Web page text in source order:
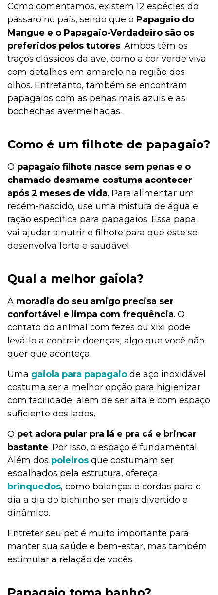
Comportamento
Coelho
Casa & Piscina
Cachorro
Bulário
Aquarismo
Aquários e Manutenção
Alimentação
Alimentação
Adoção
Adestramento e Bem-estar
Ações Sociais
Como comentamos, existem 12 espécies do
pássaro no país, sendo que o Papagaio do
Mangue e o Papagaio-Verdadeiro são os
preferidos pelos tutores. Ambos têm os
traços clássicos da ave, como a cor verde viva
com detalhes em amarelo na região dos
olhos. Entretanto, também se encontram
papagaios com as penas mais azuis e as
bochechas avermelhadas.
Como é um filhote de papagaio?
O papagaio filhote nasce sem penas e o
chamado desmame costuma acontecer
após 2 meses de vida. Para alimentar um
recém-nascido, use uma mistura de água e
ração específica para papagaios. Essa papa
vai ajudar a nutrir o filhote para que este se
desenvolva forte e saudável.
Qual a melhor gaiola?
A moradia do seu amigo precisa ser
confortável e limpa com frequência. O
contato do animal com fezes ou xixi pode
levá-lo a contrair doenças, algo que você não
quer que aconteça.
Uma gaiola para papagaio de aço inoxidável
costuma ser a melhor opção para higienizar
com facilidade, além de ser alta e com espaço
suficiente dos lados.
O pet adora pular pra lá e pra cá e brincar
bastante. Por isso, o espaço é fundamental.
Além dos poleiros que costumam ser
espalhados pela estrutura, ofereça
brinquedos, como balanços e cordas para o
dia a dia do bichinho ser mais divertido e
dinâmico.
Entreter seu pet é muito importante para
manter sua saúde e bem-estar, mas também
estimular a relação de vocês.